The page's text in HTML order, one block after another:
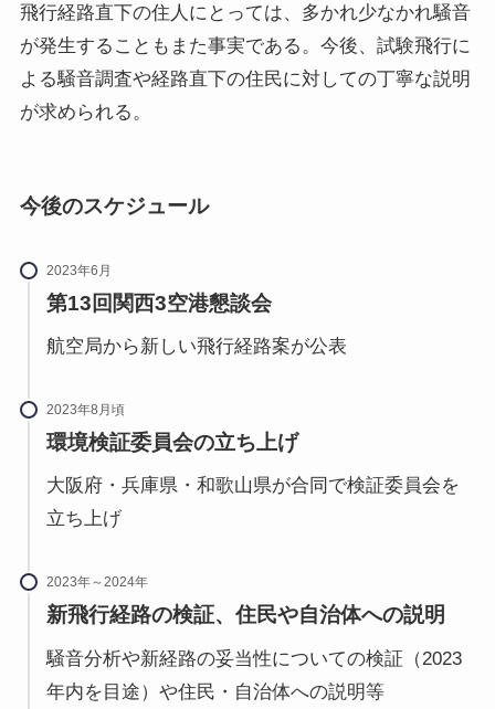
飛行経路直下の住人にとっては、多かれ少なかれ騒音
が発生することもまた事実である。今後、試験飛行に
よる騒音調査や経路直下の住民に対しての丁寧な説明
が求められる。
今後のスケジュール
2023年6月
第13回関西3空港懇談会
航空局から新しい飛行経路案が公表
2023年8月頃
環境検証委員会の立ち上げ
大阪府・兵庫県・和歌山県が合同で検証委員会を
立ち上げ
2023年～2024年
新飛行経路の検証、住民や自治体への説明
騒音分析や新経路の妥当性についての検証（2023
年内を目途）や住民・自治体への説明等